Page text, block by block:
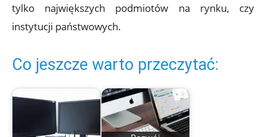
tylko największych podmiotów na rynku, czy
instytucji państwowych.
Co jeszcze warto przeczytać: